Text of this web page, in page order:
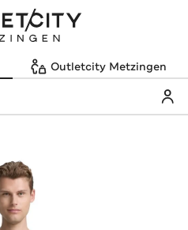
Outletcity Metzingen